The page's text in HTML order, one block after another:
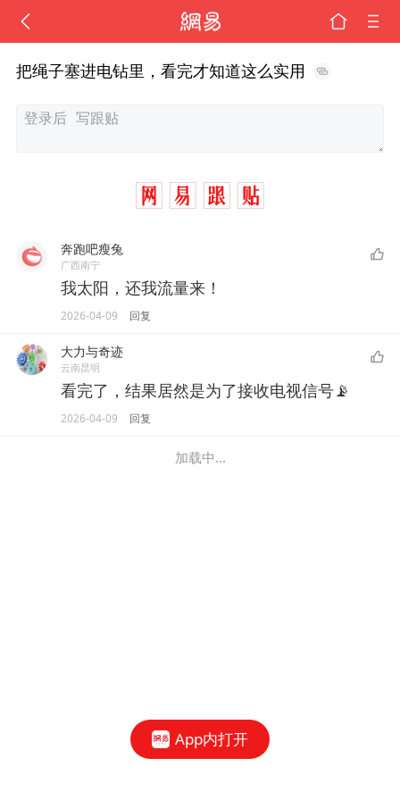
把绳子塞进电钻里，看完才知道这么实用
奔跑吧瘦兔
广西南宁
我太阳，还我流量来！
2026-04-09 回复
大力与奇迹
云南昆明
看完了，结果居然是为了接收电视信号📡
2026-04-09 回复
加载中...
App内打开